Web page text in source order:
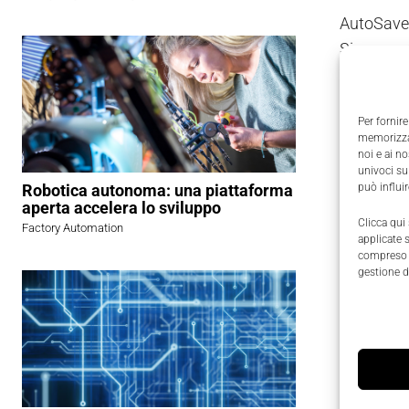
Per
noi e ai
univoci
può
Clicca qui
applicate
gestione
Robotica autonoma: una piattaforma
aperta accelera lo sviluppo
Factory Automation
Il
avere